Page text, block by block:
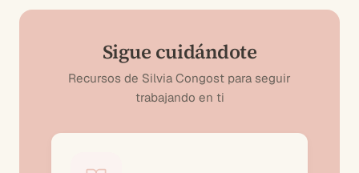
Sigue cuidándote
Recursos de Silvia Congost para seguir
trabajando en ti